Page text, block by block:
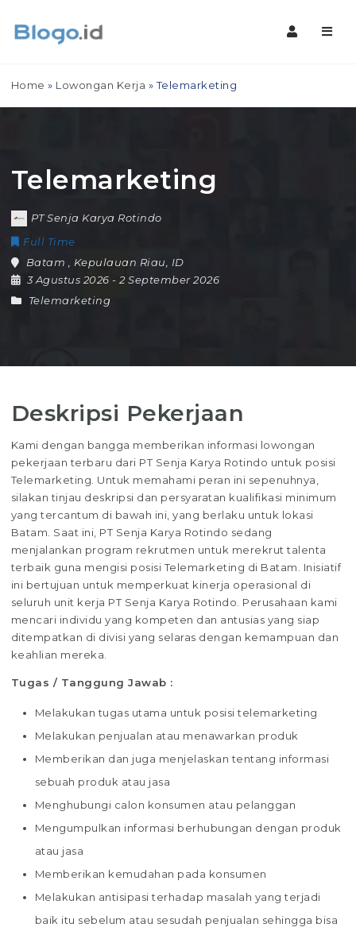
Home » Lowongan Kerja » Telemarketing
Telemarketing
PT Senja Karya Rotindo
Full Time
Batam
Kepulauan Riau
ID
3 Agustus 2026- 2 September 2026
Telemarketing
Deskripsi Pekerjaan
Kami dengan bangga memberikan informasi lowongan
pekerjaan terbaru dari PT Senja Karya Rotindo untuk posisi
Telemarketing. Untuk memahami peran ini sepenuhnya,
silakan tinjau deskripsi dan persyaratan kualifikasi minimum
yang tercantum di bawah ini, yang berlaku untuk lokasi
Batam. Saat ini, PT Senja Karya Rotindo sedang
menjalankan program rekrutmen untuk merekrut talenta
terbaik guna mengisi posisi Telemarketing di Batam. Inisiatif
ini bertujuan untuk memperkuat kinerja operasional di
seluruh unit kerja PT Senja Karya Rotindo. Perusahaan kami
mencari individu yang kompeten dan antusias yang siap
ditempatkan di divisi yang selaras dengan kemampuan dan
keahlian mereka.
Tugas / Tanggung Jawab :
Melakukan tugas utama untuk posisi telemarketing
Melakukan penjualan atau menawarkan produk
Memberikan dan juga menjelaskan tentang informasi
sebuah produk atau jasa
Menghubungi calon konsumen atau pelanggan
Mengumpulkan informasi berhubungan dengan produk
atau jasa
Memberikan kemudahan pada konsumen
Melakukan antisipasi terhadap masalah yang terjadi
baik itu sebelum atau sesudah penjualan sehingga bisa